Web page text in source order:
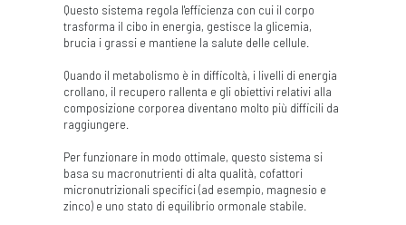
Questo sistema regola l'efficienza con cui il corpo
trasforma il cibo in energia, gestisce la glicemia,
brucia i grassi e mantiene la salute delle cellule.
Quando il metabolismo è in difficoltà, i livelli di energia
crollano, il recupero rallenta e gli obiettivi relativi alla
composizione corporea diventano molto più difficili da
raggiungere.
Per funzionare in modo ottimale, questo sistema si
basa su macronutrienti di alta qualità, cofattori
micronutrizionali specifici (ad esempio, magnesio e
zinco) e uno stato di equilibrio ormonale stabile.